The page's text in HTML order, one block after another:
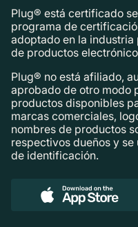
Plug® está certificado
programa de
adoptado en la
de productos
Plug® no está afiliado,
aprobado de otro modo
productos disponibles
marcas comerciales,
nombres de productos
respectivos dueños y
de identificación.